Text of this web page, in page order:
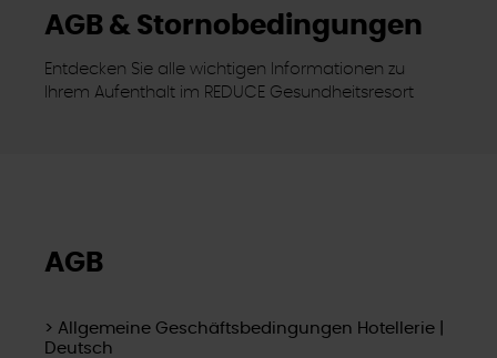
AGB & Stornobedingungen
Entdecken Sie alle wichtigen Informationen zu
Ihrem Aufenthalt im REDUCE Gesundheitsresort
AGB
> Allgemeine Geschäftsbedingungen Hotellerie |
Deutsch